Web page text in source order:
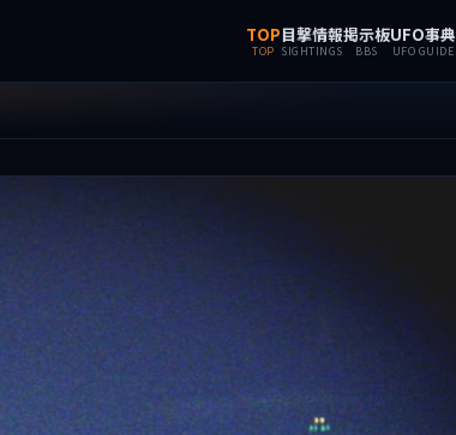
TOP
TOP
目撃情報
SIGHTINGS
掲示板
BBS
UFO事典
UFO GUIDE